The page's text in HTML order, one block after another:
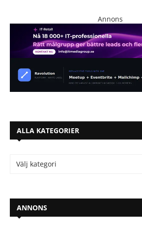
Annons
ALLA KATEGORIER
ANNONS